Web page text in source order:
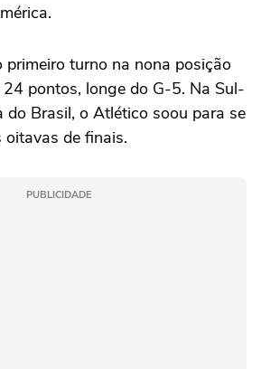
primeiro turno na nona posição
pontos, longe do G-5. Na Sul-
do Brasil, o Atlético soou para se
de finais.
PUBLICIDADE